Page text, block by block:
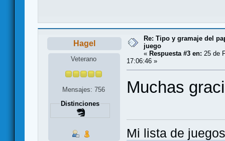
Hagel
Veterano
Mensajes: 756
Distinciones
Re: Tipo y gramaje del
juego
« Respuesta #3 en: 25 de
17:06:46 »
Muchas
Mi lista de juegos